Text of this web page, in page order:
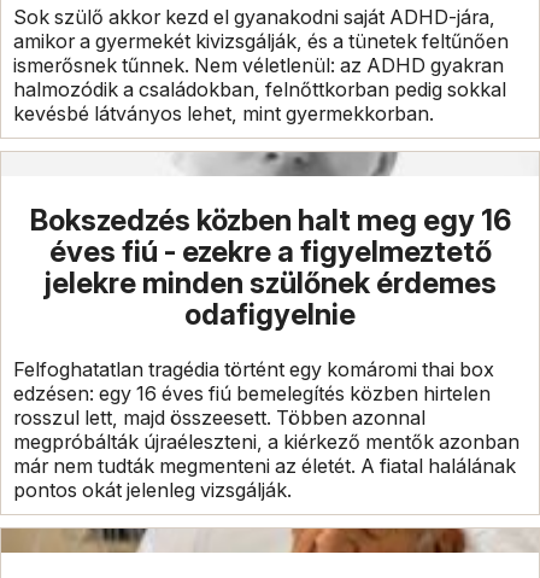
Sok szülő akkor kezd el gyanakodni saját ADHD-jára,
amikor a gyermekét kivizsgálják, és a tünetek feltűnően
ismerősnek tűnnek. Nem véletlenül: az ADHD gyakran
halmozódik a családokban, felnőttkorban pedig sokkal
kevésbé látványos lehet, mint gyermekkorban.
Bokszedzés közben halt meg egy 16
éves fiú - ezekre a figyelmeztető
jelekre minden szülőnek érdemes
odafigyelnie
Felfoghatatlan tragédia történt egy komáromi thai box
edzésen: egy 16 éves fiú bemelegítés közben hirtelen
rosszul lett, majd összeesett. Többen azonnal
megpróbálták újraéleszteni, a kiérkező mentők azonban
már nem tudták megmenteni az életét. A fiatal halálának
pontos okát jelenleg vizsgálják.